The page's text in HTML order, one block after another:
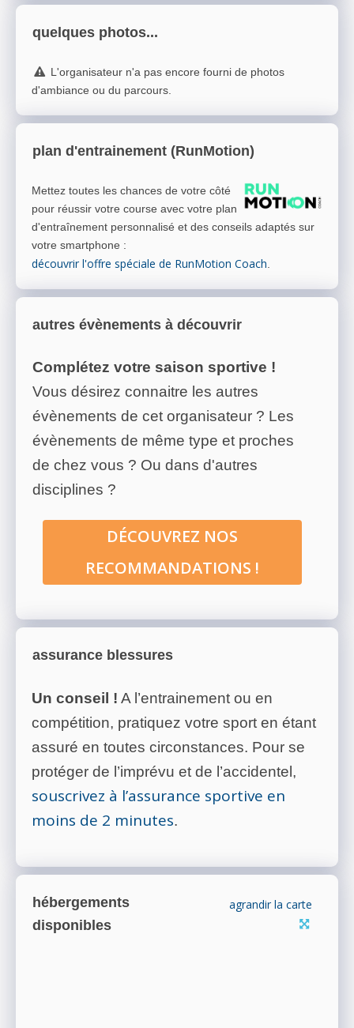
quelques photos...
L'organisateur n'a pas encore fourni de photos
d'ambiance ou du parcours.
plan d'entrainement (RunMotion)
Mettez toutes les chances de votre côté
pour réussir votre course avec votre plan
d'entraînement personnalisé et des conseils adaptés sur
votre smartphone :
découvrir l'offre spéciale de RunMotion Coach.
autres évènements à découvrir
Complétez votre saison sportive !
Vous désirez connaitre les autres
évènements de cet organisateur ? Les
évènements de même type et proches
de chez vous ? Ou dans d'autres
disciplines ?
DÉCOUVREZ NOS
RECOMMANDATIONS !
assurance blessures
Un conseil ! A l’entrainement ou en
compétition, pratiquez votre sport en étant
assuré en toutes circonstances. Pour se
protéger de l’imprévu et de l’accidentel,
souscrivez à l’assurance sportive en
moins de 2 minutes.
hébergements
disponibles
agrandir la carte